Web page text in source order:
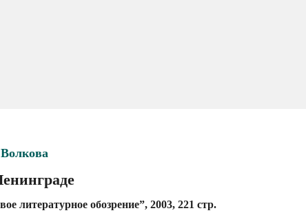
литературное обозрение”, 2003, 221 стр.